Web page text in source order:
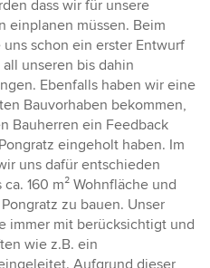
dass wir für unsere
einplanen müssen. Beim
schon ein erster Entwurf
unseren bis dahin
Ebenfalls haben wir eine
Bauvorhaben bekommen,
Bauherren ein Feedback
eingeholt haben. Im
uns dafür entschieden
ca. 160 m² Wohnfläche und
zu bauen. Unser
immer mit berücksichtigt und
wie z.B. ein
Aufgrund dieser